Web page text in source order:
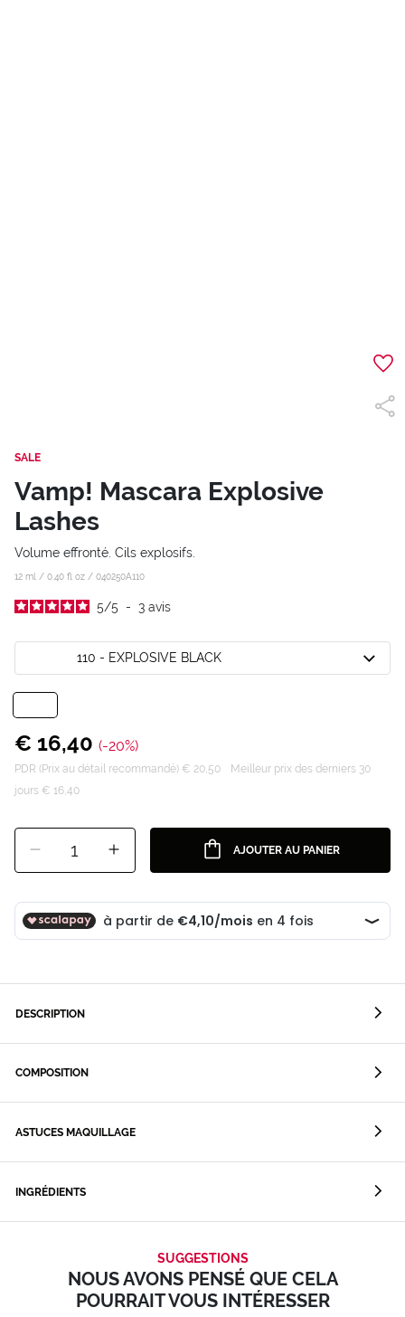
SALE
Vamp! Mascara Explosive
Lashes
Volume effronté. Cils explosifs.
12 ml / 0.40 fl oz / 040250A110
5/5 - 3 avis
110 - EXPLOSIVE BLACK
€ 16,40 (-20%)
PDR (Prix au détail recommandé) € 20,50
Meilleur prix des derniers 30
jours € 16,40
1 AJOUTER AU PANIER
DESCRIPTION
COMPOSITION
ASTUCES MAQUILLAGE
INGRÉDIENTS
SUGGESTIONS
NOUS AVONS PENSÉ QUE CELA
POURRAIT VOUS INTÉRESSER